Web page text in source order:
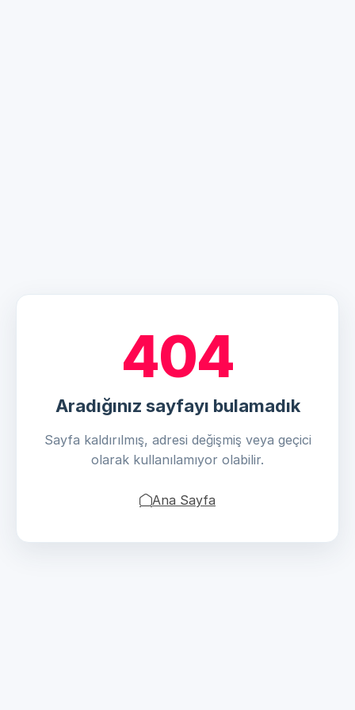
404
Aradığınız sayfayı bulamadık
Sayfa kaldırılmış, adresi değişmiş veya geçici
olarak kullanılamıyor olabilir.
Ana Sayfa